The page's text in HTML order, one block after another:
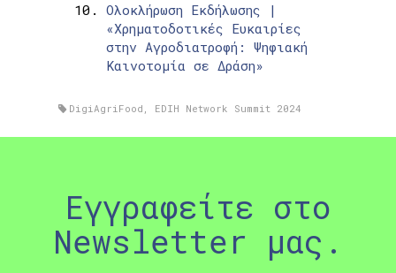
Ολοκλήρωση Εκδήλωσης |
«Χρηματοδοτικές Ευκαιρίες
στην Αγροδιατροφή: Ψηφιακή
Καινοτομία σε Δράση»
DigiAgriFood , EDIH Network Summit 2024
Εγγραφείτε στο
Newsletter μας.